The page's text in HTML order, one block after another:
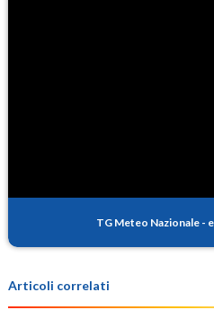
TG Meteo Nazionale -
Articoli correlati